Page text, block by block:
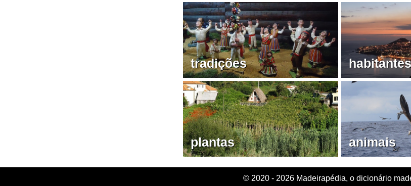
tradições habitantes
plantas animais
© 2020 - 2026 Madeirapédia, o dicionário